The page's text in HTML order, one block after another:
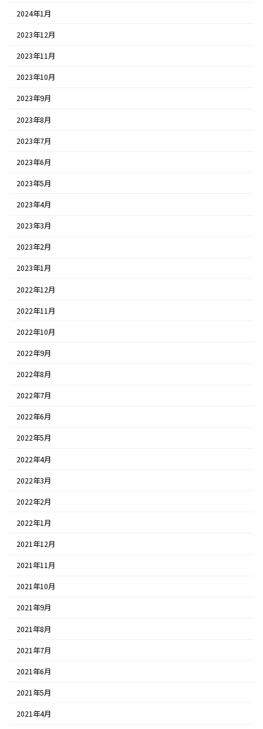
2024年1月
2023年12月
2023年11月
2023年10月
2023年9月
2023年8月
2023年7月
2023年6月
2023年5月
2023年4月
2023年3月
2023年2月
2023年1月
2022年12月
2022年11月
2022年10月
2022年9月
2022年8月
2022年7月
2022年6月
2022年5月
2022年4月
2022年3月
2022年2月
2022年1月
2021年12月
2021年11月
2021年10月
2021年9月
2021年8月
2021年7月
2021年6月
2021年5月
2021年4月